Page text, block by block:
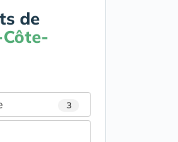
de
3